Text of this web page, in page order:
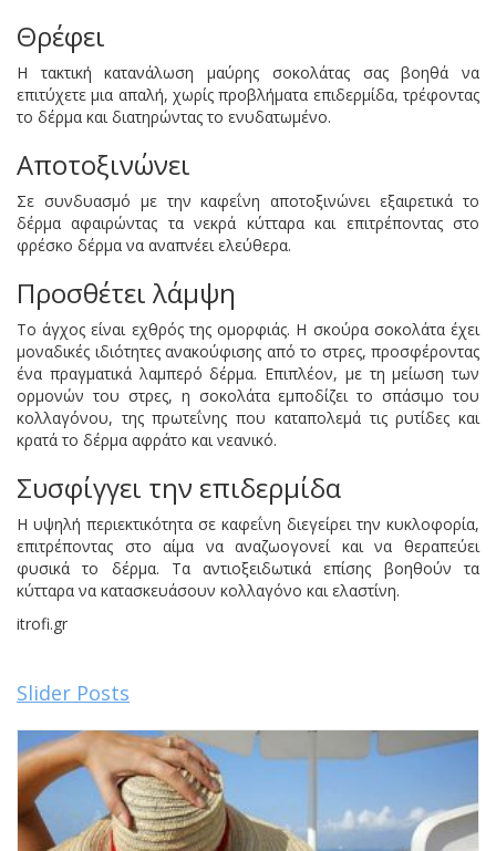
Θρέφει
Η τακτική κατανάλωση μαύρης σοκολάτας σας βοηθά να
επιτύχετε μια απαλή, χωρίς προβλήματα επιδερμίδα, τρέφοντας
το δέρμα και διατηρώντας το ενυδατωμένο.
Αποτοξινώνει
Σε συνδυασμό με την καφεΐνη αποτοξινώνει εξαιρετικά το
δέρμα αφαιρώντας τα νεκρά κύτταρα και επιτρέποντας στο
φρέσκο δέρμα να αναπνέει ελεύθερα.
Προσθέτει λάμψη
Το άγχος είναι εχθρός της ομορφιάς. Η σκούρα σοκολάτα έχει
μοναδικές ιδιότητες ανακούφισης από το στρες, προσφέροντας
ένα πραγματικά λαμπερό δέρμα. Επιπλέον, με τη μείωση των
ορμονών του στρες, η σοκολάτα εμποδίζει το σπάσιμο του
κολλαγόνου, της πρωτεΐνης που καταπολεμά τις ρυτίδες και
κρατά το δέρμα αφράτο και νεανικό.
Συσφίγγει την επιδερμίδα
Η υψηλή περιεκτικότητα σε καφεΐνη διεγείρει την κυκλοφορία,
επιτρέποντας στο αίμα να αναζωογονεί και να θεραπεύει
φυσικά το δέρμα. Τα αντιοξειδωτικά επίσης βοηθούν τα
κύτταρα να κατασκευάσουν κολλαγόνο και ελαστίνη.
itrofi.gr
Slider Posts